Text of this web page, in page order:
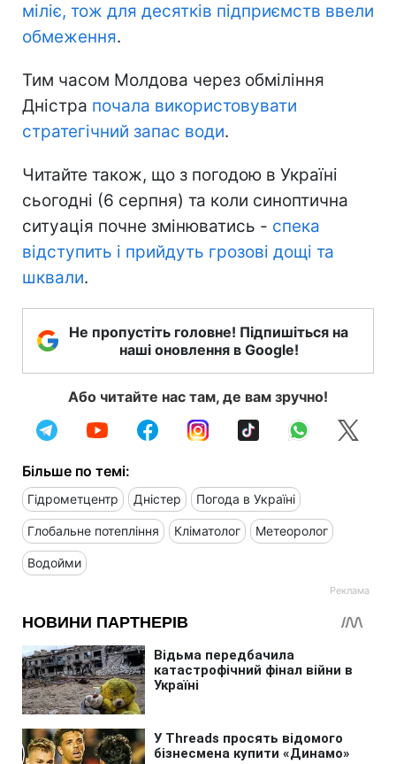
міліє, тож для десятків підприємств ввели
обмеження.
Тим часом Молдова через обміління
Дністра почала використовувати
стратегічний запас води.
Читайте також, що з погодою в Україні
сьогодні (6 серпня) та коли синоптична
ситуація почне змінюватись - спека
відступить і прийдуть грозові дощі та
шквали.
Не пропустіть головне! Підпишіться на
наші оновлення в Google!
Або читайте нас там, де вам зручно!
Більше по темі:
Гідрометцентр Дністер Погода в Україні
Глобальне потепління Кліматолог Метеоролог
Водойми